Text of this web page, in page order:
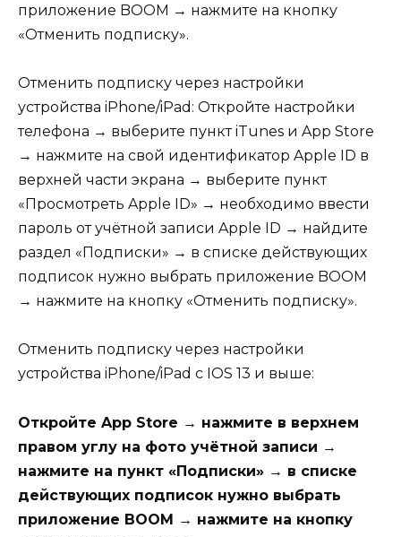
приложение BOOM → нажмите на кнопку
«Отменить подписку».
Отменить подписку через настройки
устройства iPhone/iPad: Откройте настройки
телефона → выберите пункт iTunes и App Store
→ нажмите на свой идентификатор Apple ID в
верхней части экрана → выберите пункт
«Просмотреть Apple ID» → необходимо ввести
пароль от учётной записи Apple ID → найдите
раздел «Подписки» → в списке действующих
подписок нужно выбрать приложение BOOM
→ нажмите на кнопку «Отменить подписку».
Отменить подписку через настройки
устройства iPhone/iPad с IOS 13 и выше:
Откройте App Store → нажмите в верхнем
правом углу на фото учётной записи →
нажмите на пункт «Подписки» → в списке
действующих подписок нужно выбрать
приложение BOOM → нажмите на кнопку